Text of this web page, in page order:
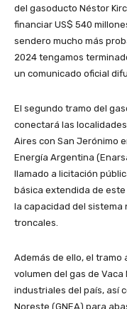
del gasoducto Néstor
financiar US$ 540
sendero mucho más
2024 tengamos
un comunicado oficial
El segundo tramo del
conectará las
Aires con San Jerónimo
Energía Argentina
llamado a licitación
básica extendida de
la capacidad del
troncales.
Además de ello, el tramo
volumen del gas de
industriales del país, así
Noreste (GNEA) para